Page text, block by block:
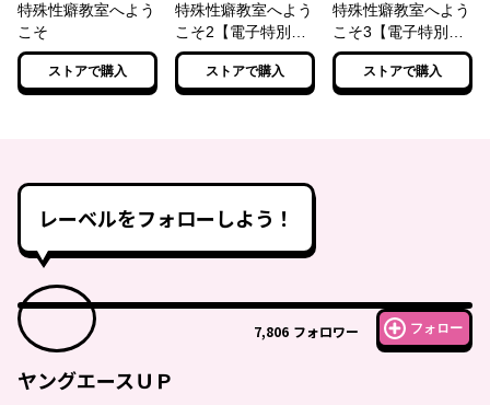
特殊性癖教室へよう
こそ
ストアで購入
特殊性癖教室へよう
こそ2【電子特別
版】
ストアで購入
特殊性癖教室へよう
こそ3【電子特別
版】
ストアで購入
レーベルをフォローしよう！
7,806 フォロワー フォロー
ヤングエースＵＰ